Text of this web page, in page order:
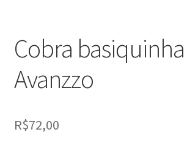
Cobra
Avanzzo
R$72,00